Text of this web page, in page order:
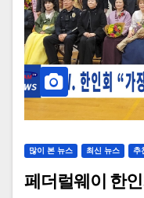
많이 본 뉴스 최신 뉴스 추
페더럴웨이 한